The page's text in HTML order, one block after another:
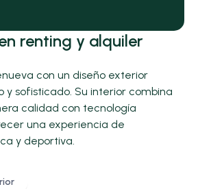
renting y alquiler
con un diseño exterior
y sofisticado. Su interior combina
calidad con tecnología
una experiencia de
y deportiva.